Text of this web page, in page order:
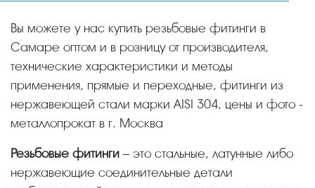
Вы можете у нас купить резьбовые фитинги в
Самаре оптом и в розницу от производителя,
технические характеристики и методы
применения, прямые и переходные, фитинги из
нержавеющей стали марки AISI 304, цены и фото -
металлопрокат в г. Москва
Резьбовые фитинги – это стальные, латунные либо
нержавеющие соединительные детали